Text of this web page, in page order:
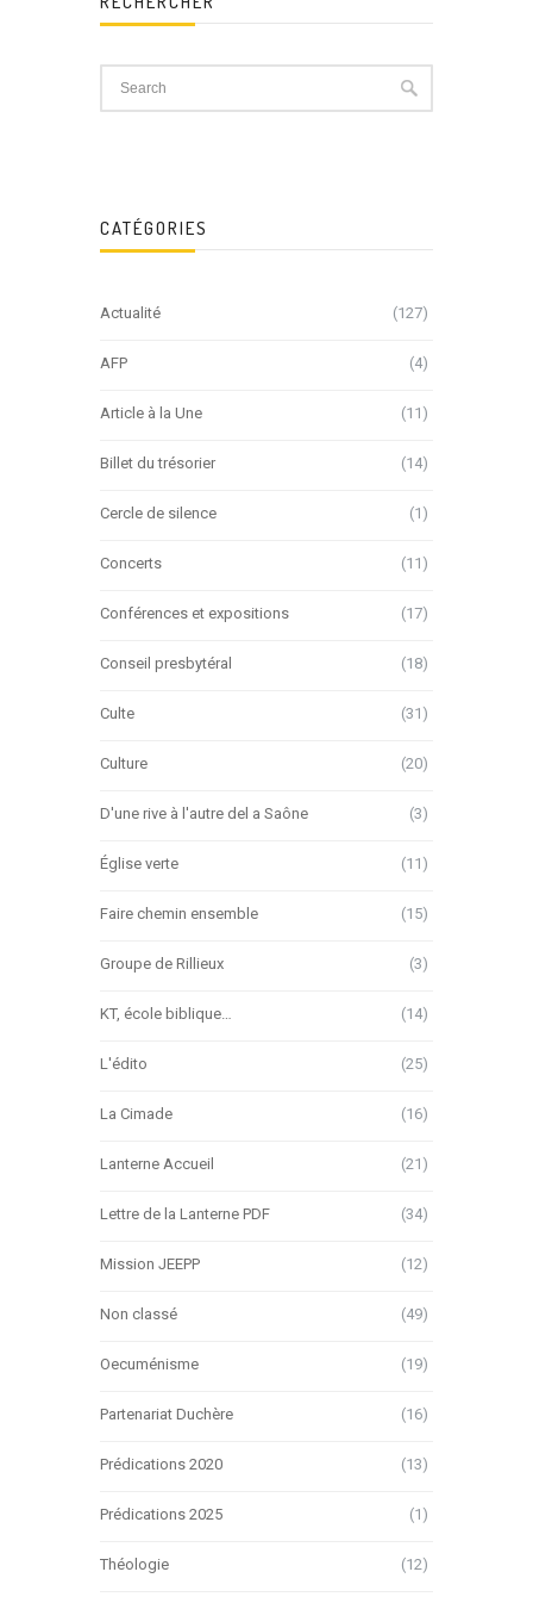
CATÉGORIES
Actualité (127)
AFP (4)
Article à la Une (11)
Billet du trésorier (14)
Cercle de silence (1)
Concerts (11)
Conférences et expositions (17)
Conseil presbytéral (18)
Culte (31)
Culture (20)
D'une rive à l'autre del a Saône (3)
Église verte (11)
Faire chemin ensemble (15)
Groupe de Rillieux (3)
KT, école biblique… (14)
L'édito (25)
La Cimade (16)
Lanterne Accueil (21)
Lettre de la Lanterne PDF (34)
Mission JEEPP (12)
Non classé (49)
Oecuménisme (19)
Partenariat Duchère (16)
Prédications 2020 (13)
Prédications 2025 (1)
Théologie (12)